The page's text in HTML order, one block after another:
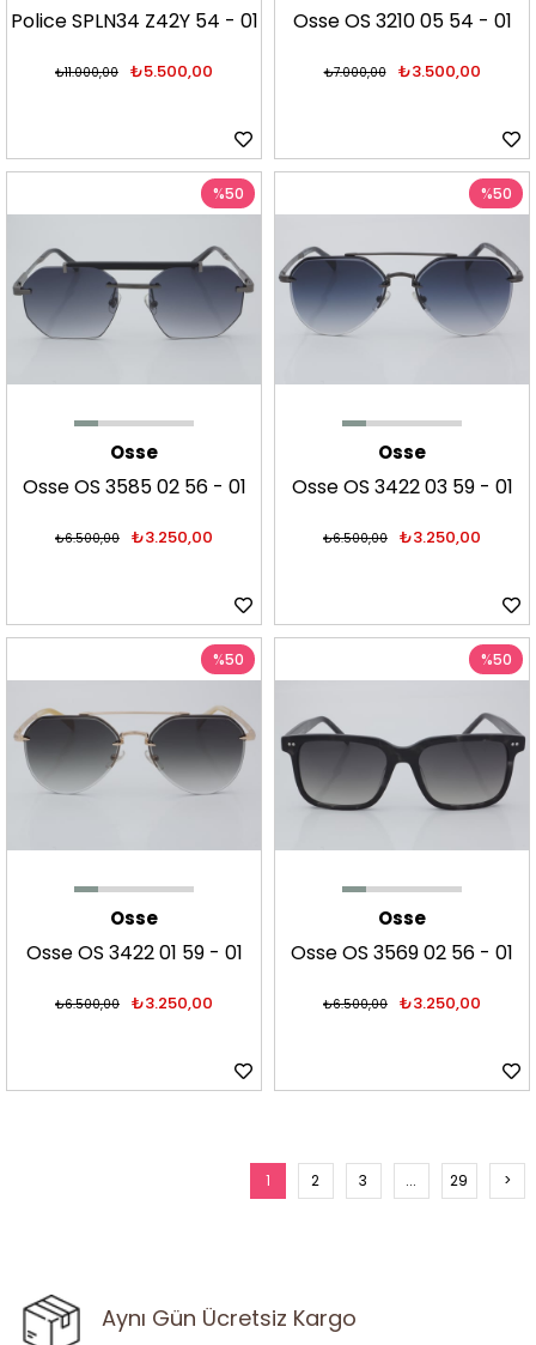
Police SPLN34 Z42Y 54 - 01
Güneş Gözlüğü
₺5.500,00
₺11.000,00
Osse OS 3210 05 54 - 01
Güneş Gözlüğü
₺3.500,00
₺7.000,00
Osse
Osse OS 3585 02 56 - 01
Güneş Gözlüğü
₺3.250,00
₺6.500,00
%50
Osse
Osse OS 3422 03 59 - 01
Güneş Gözlüğü
₺3.250,00
₺6.500,00
%50
Osse
Osse OS 3422 01 59 - 01
Güneş Gözlüğü
₺3.250,00
₺6.500,00
%50
Osse
Osse OS 3569 02 56 - 01
Güneş Gözlüğü
₺3.250,00
₺6.500,00
%50
1 2 3 ... 29 >
Aynı Gün Ücretsiz Kargo